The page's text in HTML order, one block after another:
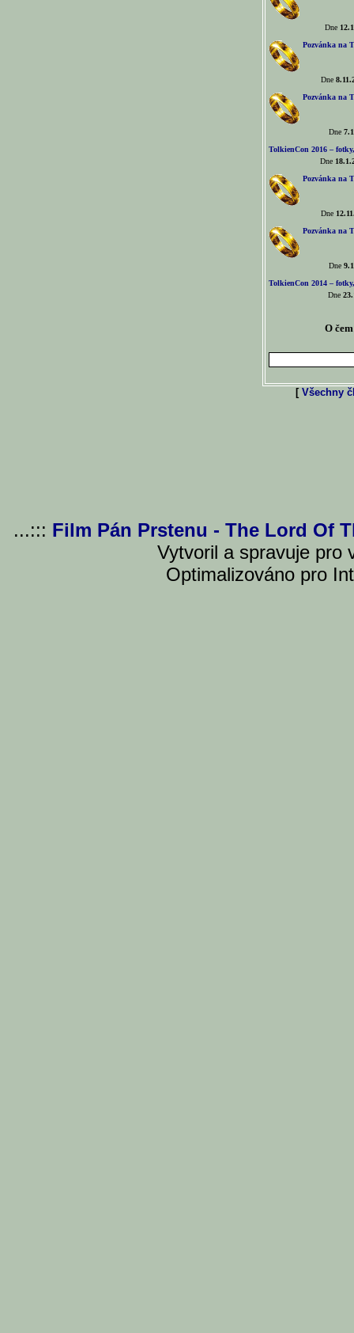
Dne
Pozvánka na
Dne
Pozvánka na
Dne
TolkienCon 2016 –
Dne
Pozvánka na
Dne
Pozvánka na
Dne
TolkienCon 2014 –
Dne
O
[ Všechny
...::: Film Pán Prstenu - The Lord Of
Vytvoril a spravuje pro
Optimalizováno pro